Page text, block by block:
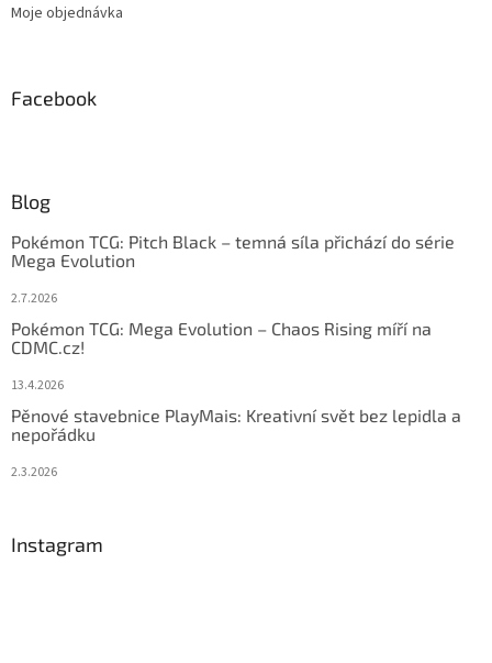
Moje objednávka
Facebook
Blog
Pokémon TCG: Pitch Black – temná síla přichází do série
Mega Evolution
2.7.2026
Pokémon TCG: Mega Evolution – Chaos Rising míří na
CDMC.cz!
13.4.2026
Pěnové stavebnice PlayMais: Kreativní svět bez lepidla a
nepořádku
2.3.2026
Instagram